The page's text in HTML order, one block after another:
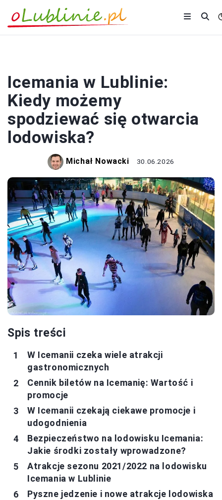
Icemania w Lublinie:
Kiedy możemy
spodziewać się otwarcia
lodowiska?
Michał Nowacki 30.06.2026
Spis treści
W Icemanii czeka wiele atrakcji
gastronomicznych
Cennik biletów na Icemanię: Wartość i
promocje
W Icemanii czekają ciekawe promocje i
udogodnienia
Bezpieczeństwo na lodowisku Icemania:
Jakie środki zostały wprowadzone?
Atrakcje sezonu 2021/2022 na lodowisku
Icemania w Lublinie
Pyszne jedzenie i nowe atrakcje lodowiska